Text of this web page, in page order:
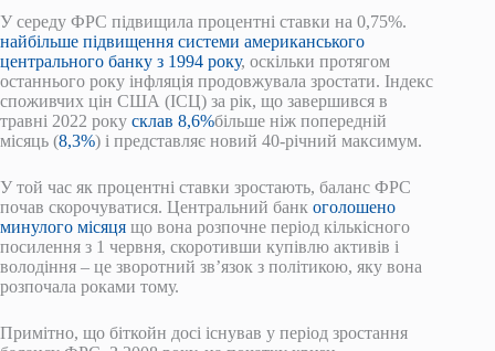
У середу ФРС підвищила процентні ставки на 0,75%.
найбільше підвищення системи американського
центрального банку з 1994 року, оскільки протягом
останнього року інфляція продовжувала зростати. Індекс
споживчих цін США (ІСЦ) за рік, що завершився в
травні 2022 року склав 8,6%більше ніж попередній
місяць (8,3%) і представляє новий 40-річний максимум.
У той час як процентні ставки зростають, баланс ФРС
почав скорочуватися. Центральний банк оголошено
минулого місяця що вона розпочне період кількісного
посилення з 1 червня, скоротивши купівлю активів і
володіння – це зворотний зв’язок з політикою, яку вона
розпочала роками тому.
Примітно, що біткойн досі існував у період зростання